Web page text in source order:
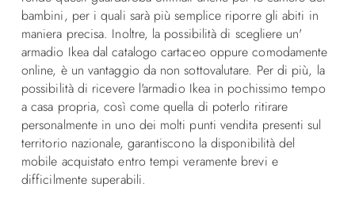
bambini, per i quali sarà più semplice riporre gli abiti in
maniera precisa. Inoltre, la possibilità di scegliere un'
armadio Ikea dal catalogo cartaceo oppure comodamente
online, è un vantaggio da non sottovalutare. Per di più, la
possibilità di ricevere l'armadio Ikea in pochissimo tempo
a casa propria, così come quella di poterlo ritirare
personalmente in uno dei molti punti vendita presenti sul
territorio nazionale, garantiscono la disponibilità del
mobile acquistato entro tempi veramente brevi e
difficilmente superabili.